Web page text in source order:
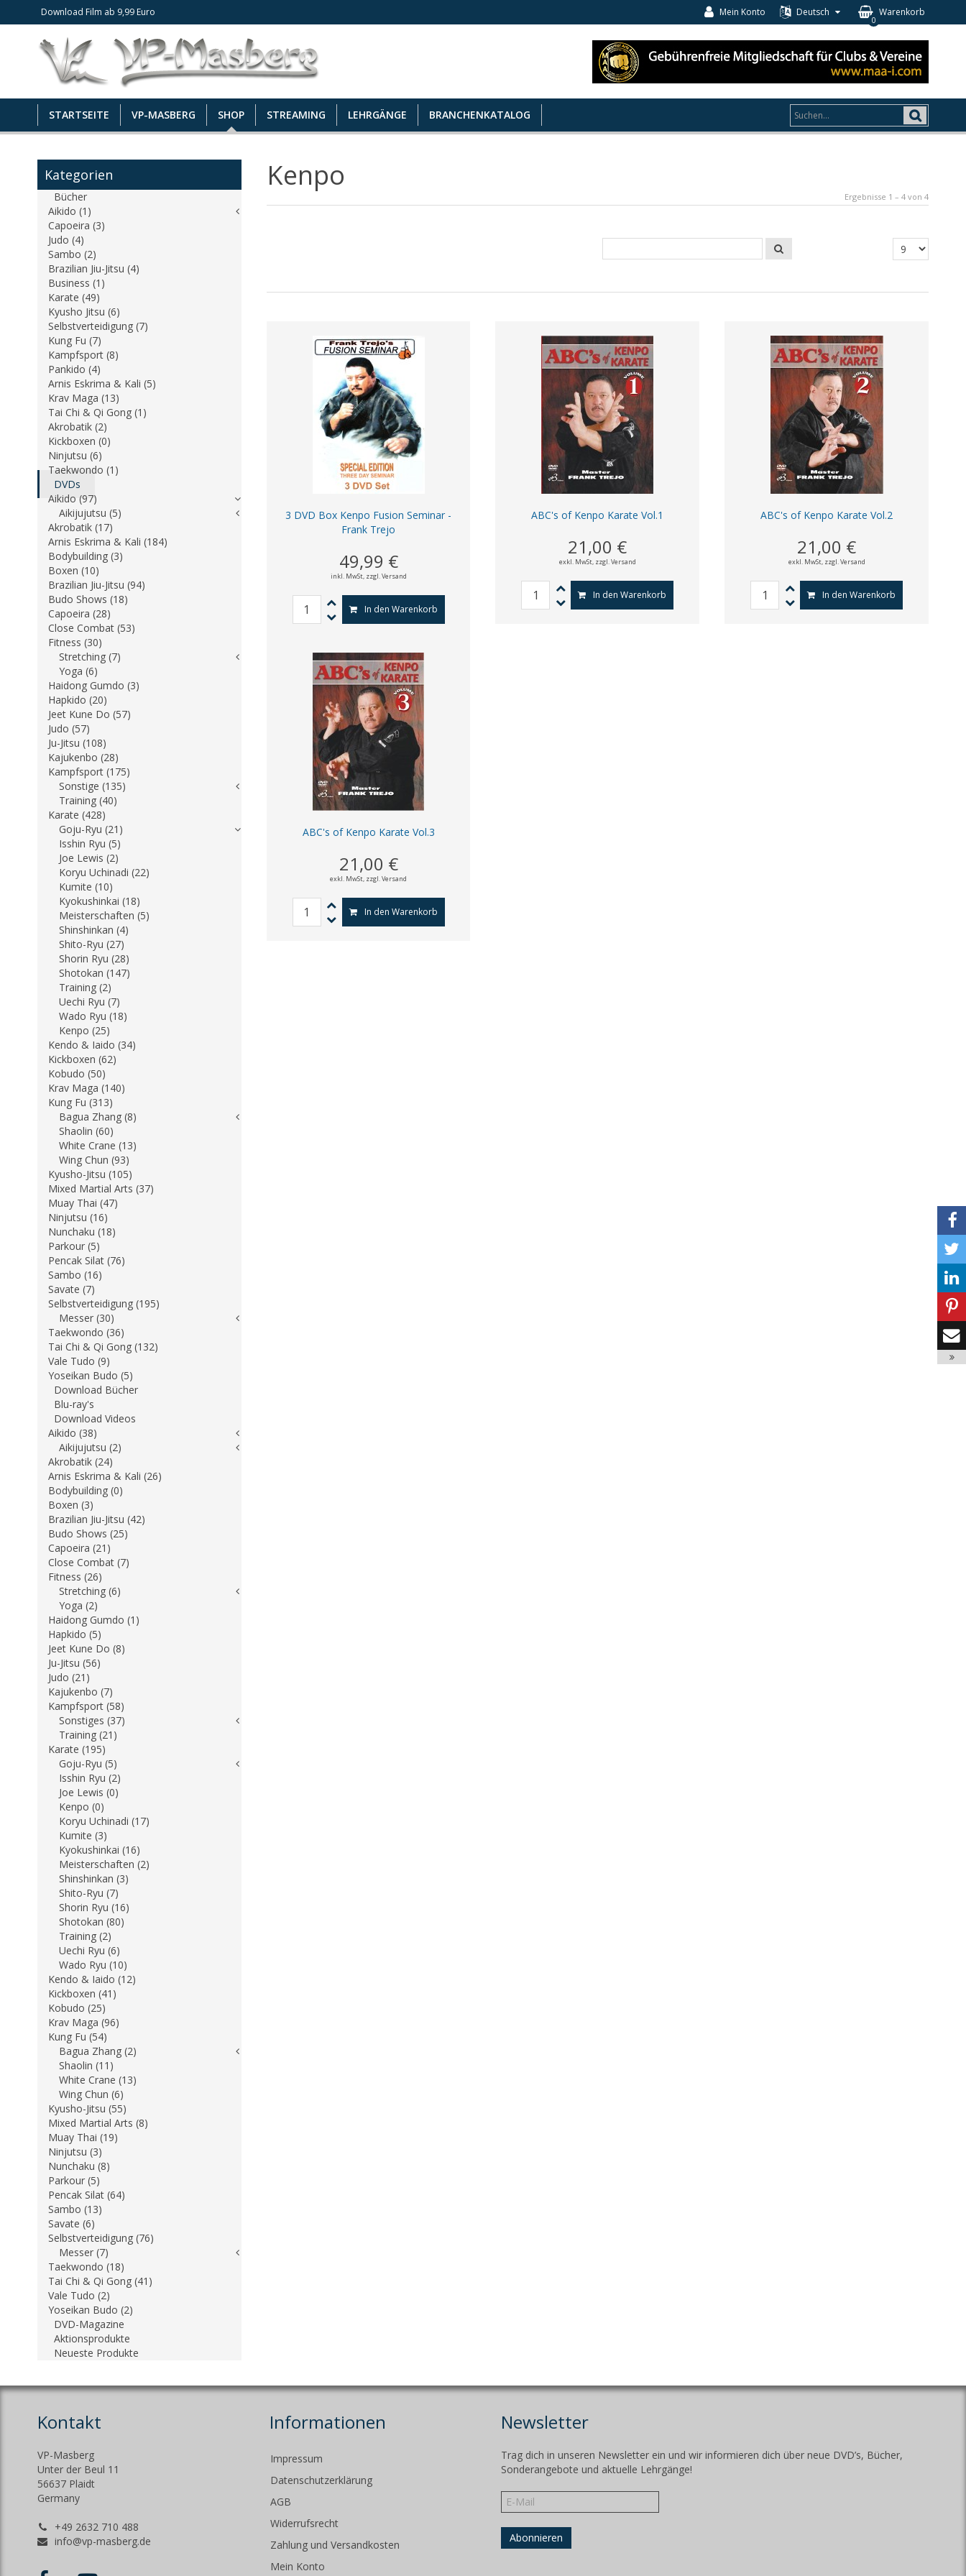
Download Film ab 9,99 Euro Warenkorb
0
Deutsch
Mein Konto
STARTSEITE VP-MASBERG SHOP STREAMING LEHRGÄNGE BRANCHENKATALOG
Kenpo
Ergebnisse 1 – 4 von 4
3 DVD Box Kenpo Fusion Seminar -
Frank Trejo
49,99 €
inkl. MwSt, zzgl. Versand
In den Warenkorb
ABC's of Kenpo Karate Vol.1
21,00 €
exkl. MwSt, zzgl. Versand
In den Warenkorb
ABC's of Kenpo Karate Vol.2
21,00 €
exkl. MwSt, zzgl. Versand
In den Warenkorb
ABC's of Kenpo Karate Vol.3
21,00 €
exkl. MwSt, zzgl. Versand
In den Warenkorb
Kategorien
Bücher
Aikido (1)
Capoeira (3)
Judo (4)
Sambo (2)
Brazilian Jiu-Jitsu (4)
Business (1)
Karate (49)
Kyusho Jitsu (6)
Selbstverteidigung (7)
Kung Fu (7)
Kampfsport (8)
Pankido (4)
Arnis Eskrima & Kali (5)
Krav Maga (13)
Tai Chi & Qi Gong (1)
Akrobatik (2)
Kickboxen (0)
Ninjutsu (6)
Taekwondo (1)
DVDs
Aikido (97)
Aikijujutsu (5)
Akrobatik (17)
Arnis Eskrima & Kali (184)
Bodybuilding (3)
Boxen (10)
Brazilian Jiu-Jitsu (94)
Budo Shows (18)
Capoeira (28)
Close Combat (53)
Fitness (30)
Stretching (7)
Yoga (6)
Haidong Gumdo (3)
Hapkido (20)
Jeet Kune Do (57)
Judo (57)
Ju-Jitsu (108)
Kajukenbo (28)
Kampfsport (175)
Sonstige (135)
Training (40)
Karate (428)
Goju-Ryu (21)
Isshin Ryu (5)
Joe Lewis (2)
Koryu Uchinadi (22)
Kumite (10)
Kyokushinkai (18)
Meisterschaften (5)
Shinshinkan (4)
Shito-Ryu (27)
Shorin Ryu (28)
Shotokan (147)
Training (2)
Uechi Ryu (7)
Wado Ryu (18)
Kenpo (25)
Kendo & Iaido (34)
Kickboxen (62)
Kobudo (50)
Krav Maga (140)
Kung Fu (313)
Bagua Zhang (8)
Shaolin (60)
White Crane (13)
Wing Chun (93)
Kyusho-Jitsu (105)
Mixed Martial Arts (37)
Muay Thai (47)
Ninjutsu (16)
Nunchaku (18)
Parkour (5)
Pencak Silat (76)
Sambo (16)
Savate (7)
Selbstverteidigung (195)
Messer (30)
Taekwondo (36)
Tai Chi & Qi Gong (132)
Vale Tudo (9)
Yoseikan Budo (5)
Download Bücher
Blu-ray's
Download Videos
Aikido (38)
Aikijujutsu (2)
Akrobatik (24)
Arnis Eskrima & Kali (26)
Bodybuilding (0)
Boxen (3)
Brazilian Jiu-Jitsu (42)
Budo Shows (25)
Capoeira (21)
Close Combat (7)
Fitness (26)
Stretching (6)
Yoga (2)
Haidong Gumdo (1)
Hapkido (5)
Jeet Kune Do (8)
Ju-Jitsu (56)
Judo (21)
Kajukenbo (7)
Kampfsport (58)
Sonstiges (37)
Training (21)
Karate (195)
Goju-Ryu (5)
Isshin Ryu (2)
Joe Lewis (0)
Kenpo (0)
Koryu Uchinadi (17)
Kumite (3)
Kyokushinkai (16)
Meisterschaften (2)
Shinshinkan (3)
Shito-Ryu (7)
Shorin Ryu (16)
Shotokan (80)
Training (2)
Uechi Ryu (6)
Wado Ryu (10)
Kendo & Iaido (12)
Kickboxen (41)
Kobudo (25)
Krav Maga (96)
Kung Fu (54)
Bagua Zhang (2)
Shaolin (11)
White Crane (13)
Wing Chun (6)
Kyusho-Jitsu (55)
Mixed Martial Arts (8)
Muay Thai (19)
Ninjutsu (3)
Nunchaku (8)
Parkour (5)
Pencak Silat (64)
Sambo (13)
Savate (6)
Selbstverteidigung (76)
Messer (7)
Taekwondo (18)
Tai Chi & Qi Gong (41)
Vale Tudo (2)
Yoseikan Budo (2)
DVD-Magazine
Aktionsprodukte
Neueste Produkte
Kontakt
VP-Masberg
Unter der Beul 11
56637 Plaidt
Germany
+49 2632 710 488
info@vp-masberg.de
Informationen
Impressum
Datenschutzerklärung
AGB
Widerrufsrecht
Zahlung und Versandkosten
Mein Konto
Newsletter
Trag dich in unseren Newsletter ein und wir informieren dich über neue DVD’s, Bücher,
Sonderangebote und aktuelle Lehrgänge!